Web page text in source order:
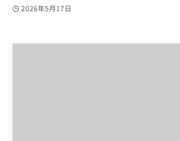
2026年5月17日